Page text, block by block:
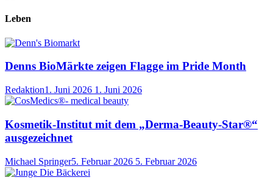
Leben
Denns BioMärkte zeigen Flagge im Pride Month
Redaktion1. Juni 2026 1. Juni 2026
Kosmetik-Institut mit dem „Derma-Beauty-Star®“
ausgezeichnet
Michael Springer5. Februar 2026 5. Februar 2026